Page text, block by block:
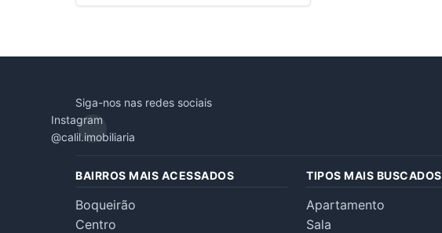
Siga-nos nas redes sociais
Instagram
@calil.imobiliaria
BAIRROS MAIS ACESSADOS
Boqueirão
Centro
TIPOS MAIS BUSCADOS
Apartamento
Sala